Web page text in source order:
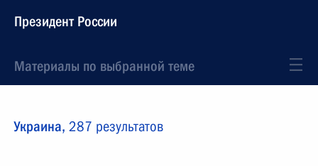
Президент России
Материалы по выбранной теме
Украина, 287 результатов